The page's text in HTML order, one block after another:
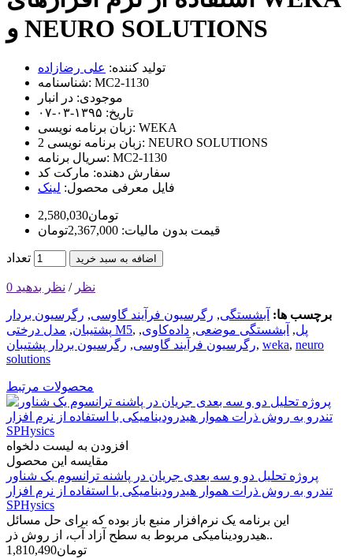
و NEURO SOLUTIONS
تولید کننده: علی رضازاده
شناسنامه: MC2-1130
موجودی: در انبار
تاریخ: ۱۳۹۵-۰۳-۰۷
زبان برنامه نویسی: WEKA
زبان برنامه نویسی 2: NEURO SOLUTIONS
سریال برنامه: MC2-1130
سفارش دهنده: مارکت کد
فایل معرفی محصول: لینک
2,580,030تومان
قیمت بدون مالیات: 2,367,000تومان
تعداد اضافه به سبد خرید
0 نظر / نظر بدهید
برچسب ها: آبشستگی, رگرسیون فرآیند گاوسی, رگرسیون بردار
پشتیبان, مدل درختی M5, پل, آبشستگی موضعی, داده‌کاوی,
رگرسیون فرآیند گاوسی, رگرسیون بردار پشتیبان , weka, neuro
solutions
محصولات مرتبط
افزودن به لیست دلخواه
مقایسه این محصول
پروژه تحلیل دو و سه بعدی جریان در پاشنه ترانسوم یک شناور
تندرو به روش ذرات هموار هیدرودینامیکی با استفاده از نرم افزار
SPHysics
این برنامه یک نرم‌افزار منبع باز بوده که برای حل مسائل
هیدرودینامیکی مربوط به سطح آزاد آب، از روش ذر..
1,810,490تومان